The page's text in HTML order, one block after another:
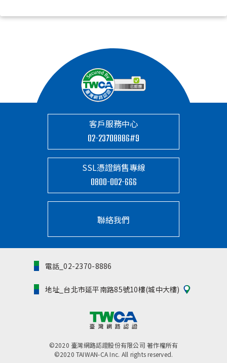
客戶服務中心
02-23708886#9
SSL憑證銷售專線
0800-002-666
聯絡我們
電話_02-2370-8886
地址_台北市延平南路85號10樓(城中大樓)
©2020 臺灣網路認證股份有限公司 著作權所有
©2020 TAIWAN-CA Inc. All rights reserved.